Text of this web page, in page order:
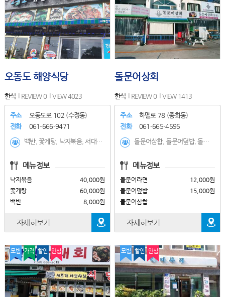
오동도 해양식당
한식 REVIEW 0 VIEW 4023
주소
오동도로 102 (수정동)
전화
061-666-9471
백반, 꽃게탕, 낙지볶음, 서대회, 꽃게장 정식, 돌게장정식, 생선구이, 갈치조림, 장어탕, 육계장, 갈치조림세트, 생선구이세트
메뉴정보
낙지볶음
40,000원
꽃게탕
60,000원
백반
8,000원
자세히보기
돌문어상회
한식 REVIEW 0 VIEW 1413
주소
하멜로 78 (종화동)
전화
061-665-4595
돌문어삼합, 돌문어덮밥, 돌문어라면, 해물라면
메뉴정보
돌문어라면
12,000원
돌문어덮밥
15,000원
돌문어삼합
자세히보기
모범 가격 할인 안심 모범 할인 안심